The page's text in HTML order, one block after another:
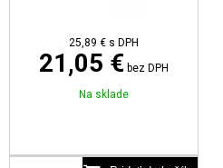
25,89 € s DPH
21,05 € bez DPH
Na sklade